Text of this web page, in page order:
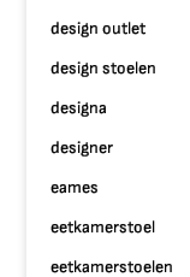
design outlet
design stoelen
designa
designer
eames
eetkamerstoel
eetkamerstoelen